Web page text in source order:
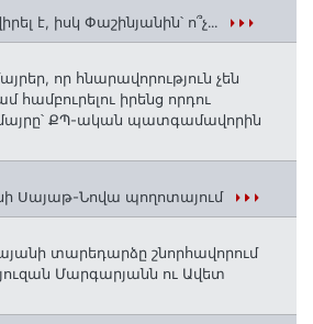
է, իսկ Փաշինյանին՝ ո՞չ․․․
որ հնարավորություն չեն
համբուրելու իրենց որդու
ՔՊ-ական պատգամավորին
Սայաթ-Նովա պողոտայում
տարեդարձը շնորհավորում
Մարգարյանն ու Ավետ